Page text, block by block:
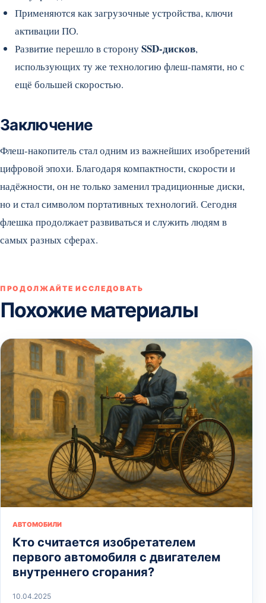
Применяются как загрузочные устройства, ключи
активации ПО.
Развитие перешло в сторонуSSD-дисков,
использующих ту же технологию флеш-памяти, но с
ещё большей скоростью.
Заключение
Флеш-накопитель стал одним из важнейших изобретений
цифровой эпохи. Благодаря компактности, скорости и
надёжности, он не только заменил традиционные диски,
но и стал символом портативных технологий. Сегодня
флешка продолжает развиваться и служить людям в
самых разных сферах.
ПРОДОЛЖАЙТЕ ИССЛЕДОВАТЬ
Похожие материалы
АВТОМОБИЛИ
Кто считается изобретателем
первого автомобиля с двигателем
внутреннего сгорания?
10.04.2025